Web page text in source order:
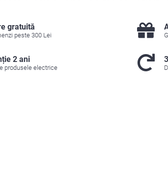
gratuită
peste 300 Lei
2 ani
produsele electrice